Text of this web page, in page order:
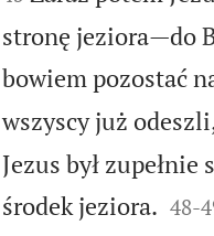
stronę jeziora—do
bowiem pozostać
wszyscy już
Jezus był
środek jeziora.
48-